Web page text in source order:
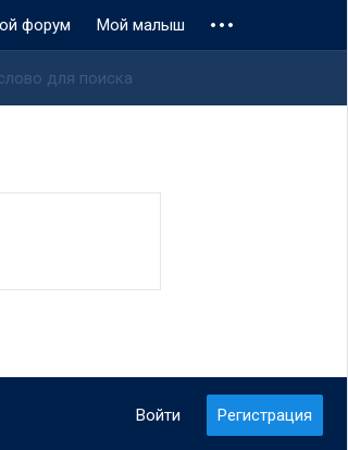
форум Мой малыш
Войти Регистрация